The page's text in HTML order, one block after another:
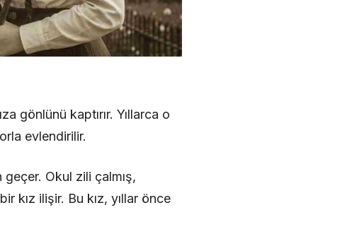
gönlünü kaptırır. Yıllarca o
evlendirilir.
geçer. Okul zili çalmış,
kız ilişir. Bu kız, yıllar önce